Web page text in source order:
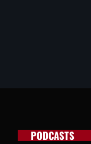
PODCASTS